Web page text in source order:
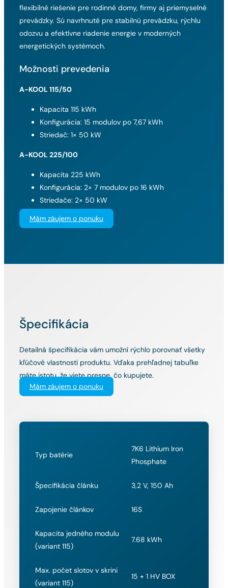
flexibilné riešenie pre rodinné domy, firmy aj priemyselné
prevádzky. Sú navrhnuté pre stabilnú prevádzku, rýchlu
odozvu a efektívne riadenie energie v moderných
energetických systémoch.
Možnosti prevedenia
A-KOOL 115/50
Kapacita 115 kWh
Konfigurácia: 15 modulov po 7,67 kWh
Striedač: 1× 50 kW
A-KOOL 225/100
Kapacita 225 kWh
Konfigurácia: 2× 7 modulov po 16 kWh
Striedače: 2× 50 kW
Mám záujem o ponuku
Špecifikácia
Detailná špecifikácia vám umožní rýchlo porovnať všetky
kľúčové vlastnosti produktu. Vďaka prehľadnej tabuľke
máte istotu, že viete presne, čo kupujete.
Mám záujem o ponuku
Typ batérie
7K6 Lithium Iron
Phosphate
Špecifikácia článku 3,2 V, 150 Ah
Zapojenie článkov 16S
Kapacita jedného modulu
(variant 115)
7.68 kWh
Max. počet slotov v skrini
(variant 115)
15 + 1 HV BOX